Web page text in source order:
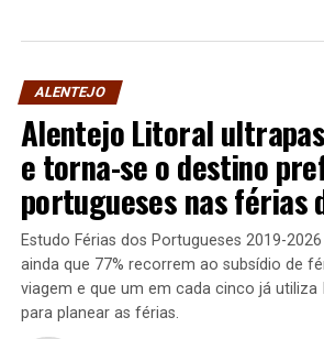
ALENTEJO
Alentejo Litoral
e torna-se o destino
portugueses nas férias
Estudo Férias dos Portugueses 2019-
ainda que 77% recorrem ao subsídio de
viagem e que um em cada cinco já utiliza
para planear as férias.